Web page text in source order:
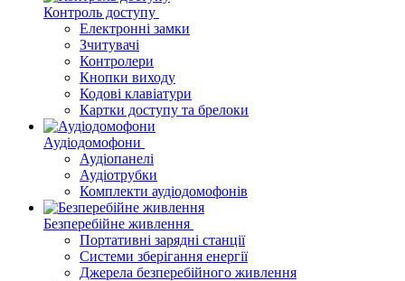
Контроль доступу
Електронні замки
Зчитувачі
Контролери
Кнопки виходу
Кодові клавіатури
Картки доступу та брелоки
Аудіодомофони
Аудіопанелі
Аудіотрубки
Комплекти аудіодомофонів
Безперебійне живлення
Портативні зарядні станції
Системи зберігання енергії
Джерела безперебійного живлення